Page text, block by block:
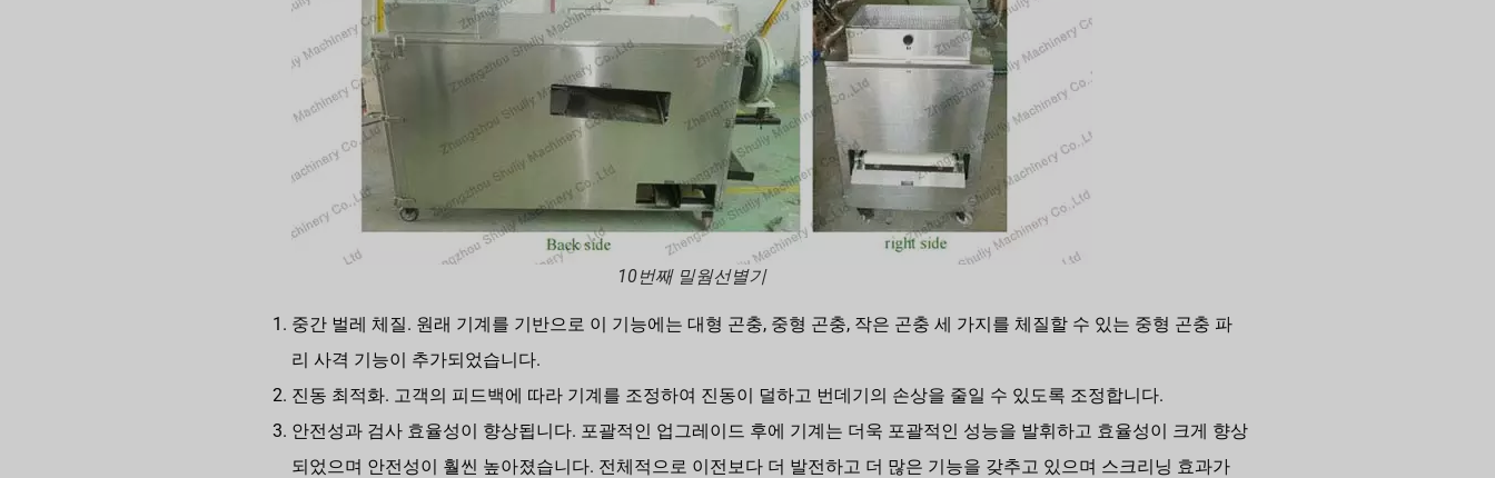
10번째 밀웜선별기
중간 벌레 체질. 원래 기계를 기반으로 이 기능에는 대형 곤충, 중형 곤충, 작은 곤충 세 가지를 체질할 수 있는 중형 곤충 파
리 사격 기능이 추가되었습니다.
진동 최적화. 고객의 피드백에 따라 기계를 조정하여 진동이 덜하고 번데기의 손상을 줄일 수 있도록 조정합니다.
안전성과 검사 효율성이 향상됩니다. 포괄적인 업그레이드 후에 기계는 더욱 포괄적인 성능을 발휘하고 효율성이 크게 향상
되었으며 안전성이 훨씬 높아졌습니다. 전체적으로 이전보다 더 발전하고 더 많은 기능을 갖추고 있으며 스크리닝 효과가